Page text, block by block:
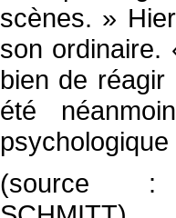
scènes. »
son ordinaire.
bien de
été
(source :